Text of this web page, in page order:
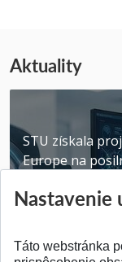
Aktuality
STU získala
Europe na
Publikované
Nastavenie
Táto webstránka